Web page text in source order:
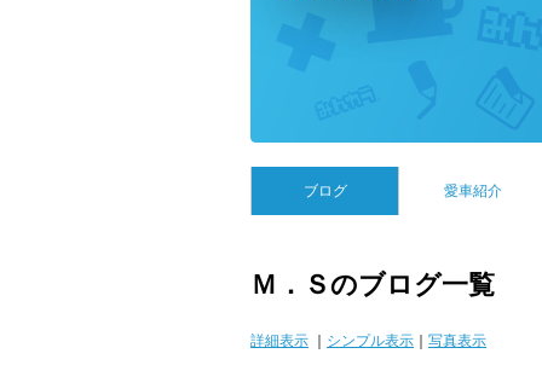
ブログ 愛車紹介
Ｍ．Ｓのブログ一覧
詳細表示 シンプル表示 写真表示